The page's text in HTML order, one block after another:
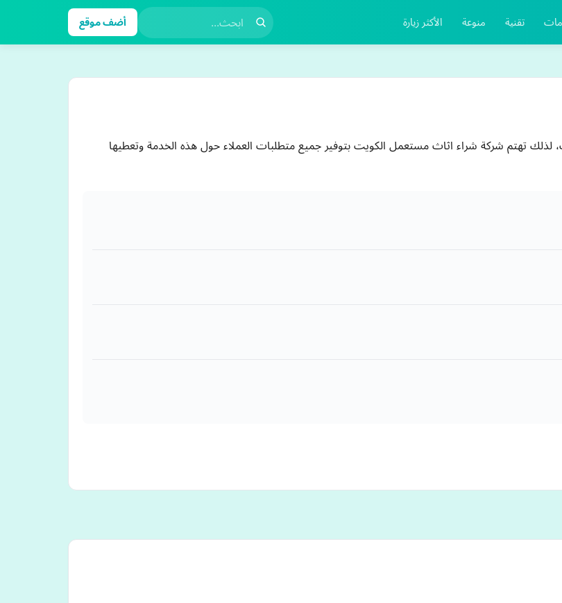
تقنية منوعة الأكثر زيارة أضف موقع
تهتم شركة شراء اثاث مستعمل الكويت بتوفير جميع متطلبات العملاء حول هذه الخدمة وتعطيها